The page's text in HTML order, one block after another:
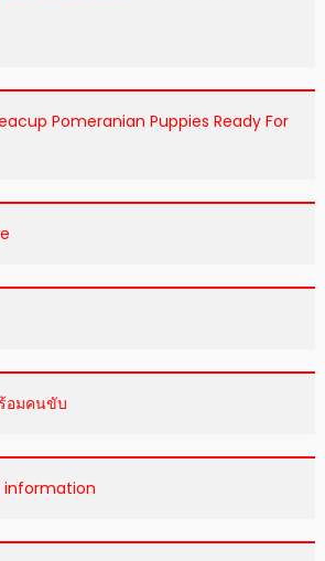
Pomeranian Puppies Ready For
อมคนขับ
information